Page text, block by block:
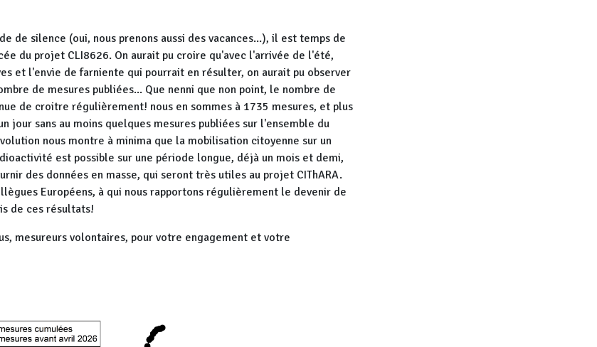
de silence (oui, nous prenons aussi des vacances...), il est temps de
du projet CLI8626. On aurait pu croire qu'avec l'arrivée de l'été,
et l'envie de farniente qui pourrait en résulter, on aurait pu observer
de mesures publiées... Que nenni que non point, le nombre de
de croitre régulièrement! nous en sommes à 1735 mesures, et plus
jour sans au moins quelques mesures publiées sur l'ensemble du
nous montre à minima que la mobilisation citoyenne sur un
est possible sur une période longue, déjà un mois et demi,
des données en masse, qui seront très utiles au projet CIThARA.
Européens, à qui nous rapportons régulièrement le devenir de
de ces résultats!
mesureurs volontaires, pour votre engagement et votre